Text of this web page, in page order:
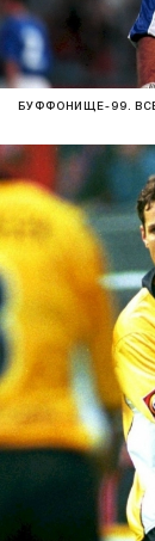
БУФФОНИЩЕ-99.